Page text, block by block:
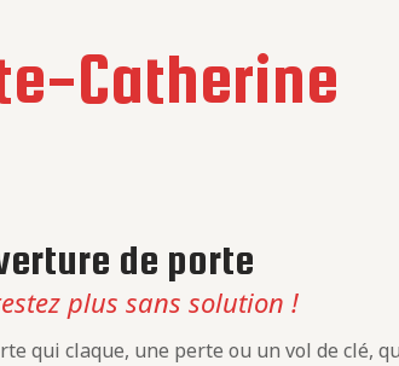
Catherine
de porte
plus sans solution !
qui claque, une perte ou un vol de clé,